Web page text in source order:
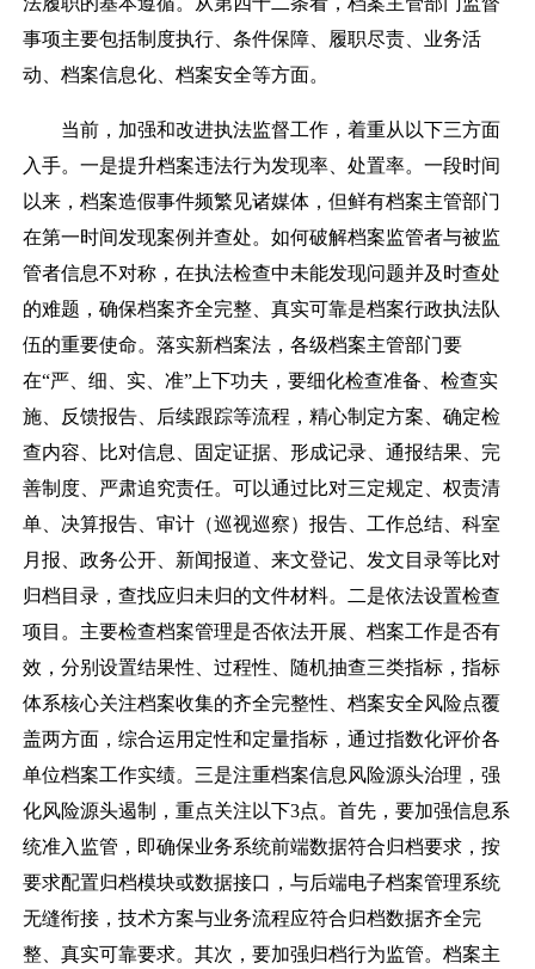
事项主要包括制度执行、条件保障、履职尽责、业务活
动、档案信息化、档案安全等方面。
当前，加强和改进执法监督工作，着重从以下三方面
入手。一是提升档案违法行为发现率、处置率。一段时间
以来，档案造假事件频繁见诸媒体，但鲜有档案主管部门
在第一时间发现案例并查处。如何破解档案监管者与被监
管者信息不对称，在执法检查中未能发现问题并及时查处
的难题，确保档案齐全完整、真实可靠是档案行政执法队
伍的重要使命。落实新档案法，各级档案主管部门要
在“严、细、实、准”上下功夫，要细化检查准备、检查实
施、反馈报告、后续跟踪等流程，精心制定方案、确定检
查内容、比对信息、固定证据、形成记录、通报结果、完
善制度、严肃追究责任。可以通过比对三定规定、权责清
单、决算报告、审计（巡视巡察）报告、工作总结、科室
月报、政务公开、新闻报道、来文登记、发文目录等比对
归档目录，查找应归未归的文件材料。二是依法设置检查
项目。主要检查档案管理是否依法开展、档案工作是否有
效，分别设置结果性、过程性、随机抽查三类指标，指标
体系核心关注档案收集的齐全完整性、档案安全风险点覆
盖两方面，综合运用定性和定量指标，通过指数化评价各
单位档案工作实绩。三是注重档案信息风险源头治理，强
化风险源头遏制，重点关注以下3点。首先，要加强信息系
统准入监管，即确保业务系统前端数据符合归档要求，按
要求配置归档模块或数据接口，与后端电子档案管理系统
无缝衔接，技术方案与业务流程应符合归档数据齐全完
整、真实可靠要求。其次，要加强归档行为监管。档案主